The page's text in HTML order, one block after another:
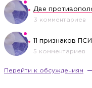
3 комментариев
5 комментариев
Перейти к обсуждениям